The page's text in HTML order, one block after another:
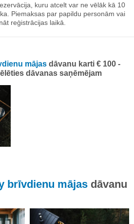
kuru atcelt var ne vēlāk kā 10
Piemaksas par papildu personām vai
reģistrācijas laikā.
mājas dāvanu karti € 100 -
dāvanas saņēmējam
brīvdienu mājas dāvanu